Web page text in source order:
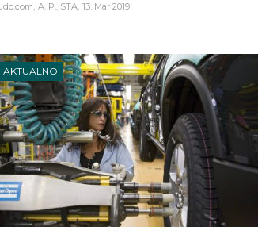
A. P., STA 13. Mar 2019
AKTUALNO